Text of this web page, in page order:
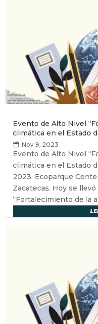
Evento de Alto Nivel
climática en el Estado
Nov 9, 2023
Evento de Alto Nivel
climática en el Estado
2023. Ecoparque
Zacatecas. Hoy se
“Fortalecimiento de la